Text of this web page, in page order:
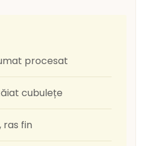
procesat
cubulețe
ras fin